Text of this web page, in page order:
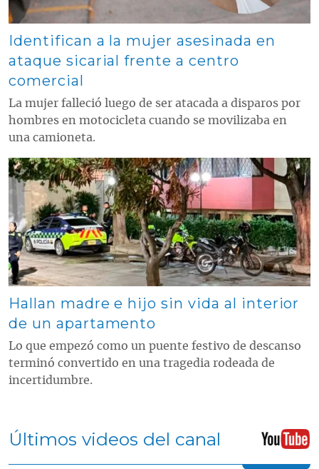
Identifican a la mujer asesinada en
ataque sicarial frente a centro
comercial
La mujer falleció luego de ser atacada a disparos por
hombres en motocicleta cuando se movilizaba en
una camioneta.
Contenido multimedia principal
Hallan madre e hijo sin vida al interior
de un apartamento
Lo que empezó como un puente festivo de descanso
terminó convertido en una tragedia rodeada de
incertidumbre.
Últimos videos del canal